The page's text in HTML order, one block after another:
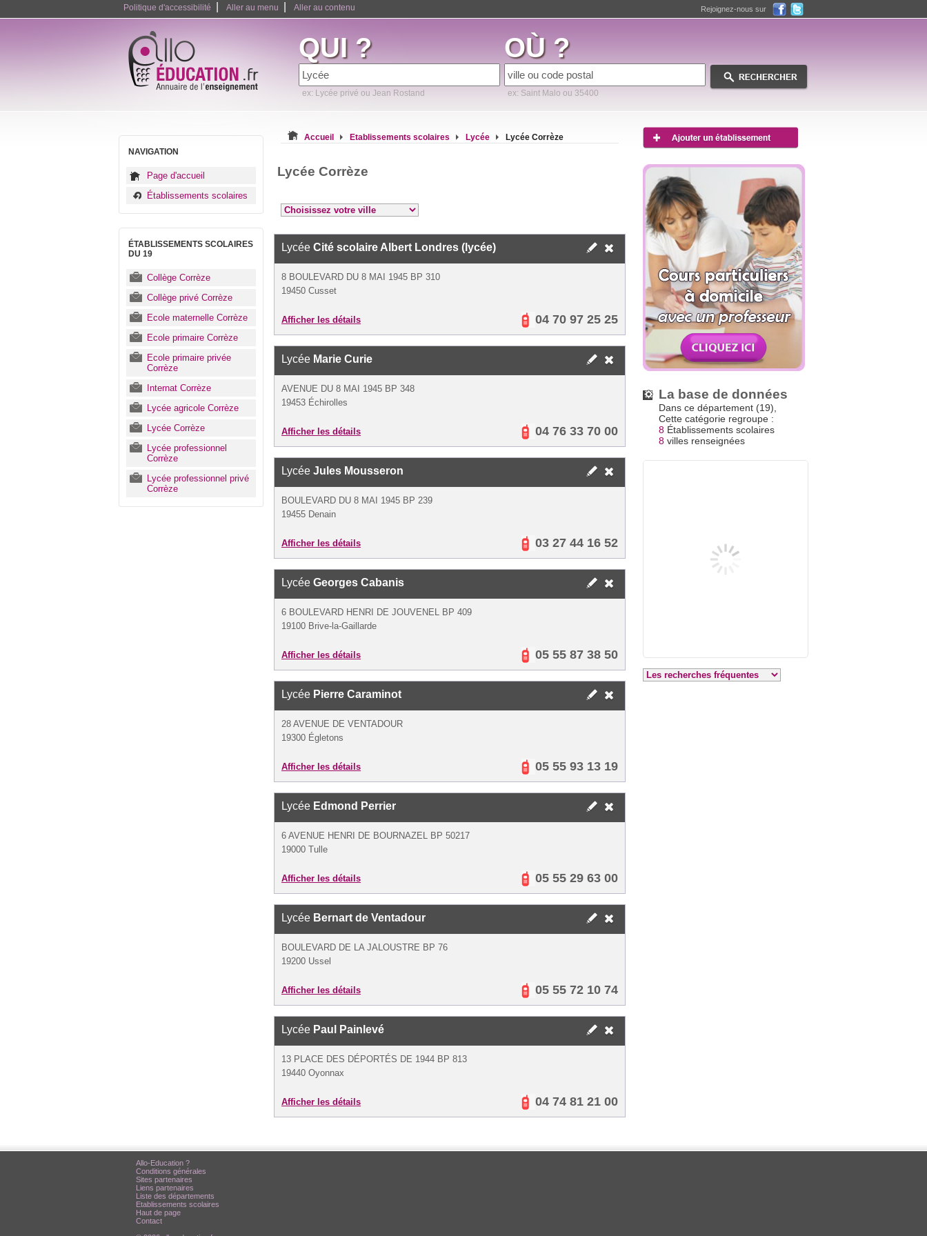
Politique d'accessibilité Aller au menu Aller au contenu Rejoignez-nous sur
QUI ?
ex: Lycée privé ou Jean Rostand
OÙ ?
ex: Saint Malo ou 35400
NAVIGATION
Page d'accueil
Établissements scolaires
ÉTABLISSEMENTS SCOLAIRES
DU 19
Collège Corrèze
Collège privé Corrèze
Ecole maternelle Corrèze
Ecole primaire Corrèze
Ecole primaire privée
Corrèze
Internat Corrèze
Lycée agricole Corrèze
Lycée Corrèze
Lycée professionnel
Corrèze
Lycée professionnel privé
Corrèze
Accueil Etablissements scolaires Lycée Lycée Corrèze
Lycée Corrèze
Lycée Cité scolaire Albert Londres (lycée)
8 BOULEVARD DU 8 MAI 1945 BP 310
19450 Cusset
Afficher les détails 04 70 97 25 25
Lycée Marie Curie
AVENUE DU 8 MAI 1945 BP 348
19453 Échirolles
Afficher les détails 04 76 33 70 00
Lycée Jules Mousseron
BOULEVARD DU 8 MAI 1945 BP 239
19455 Denain
Afficher les détails 03 27 44 16 52
Lycée Georges Cabanis
6 BOULEVARD HENRI DE JOUVENEL BP 409
19100 Brive-la-Gaillarde
Afficher les détails 05 55 87 38 50
Lycée Pierre Caraminot
28 AVENUE DE VENTADOUR
19300 Égletons
Afficher les détails 05 55 93 13 19
Lycée Edmond Perrier
6 AVENUE HENRI DE BOURNAZEL BP 50217
19000 Tulle
Afficher les détails 05 55 29 63 00
Lycée Bernart de Ventadour
BOULEVARD DE LA JALOUSTRE BP 76
19200 Ussel
Afficher les détails 05 55 72 10 74
Lycée Paul Painlevé
13 PLACE DES DÉPORTÉS DE 1944 BP 813
19440 Oyonnax
Afficher les détails 04 74 81 21 00
La base de données
Dans ce département (19),
Cette catégorie regroupe :
8 Établissements scolaires
8 villes renseignées
Allo-Education ?
Conditions générales
Sites partenaires
Liens partenaires
Liste des départements
Etablissements scolaires
Haut de page
Contact